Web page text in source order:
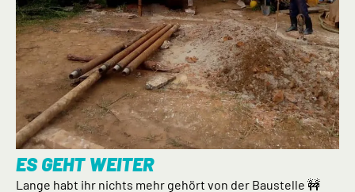
ES GEHT WEITER
Lange habt ihr nichts mehr gehört von der Baustelle 🚧